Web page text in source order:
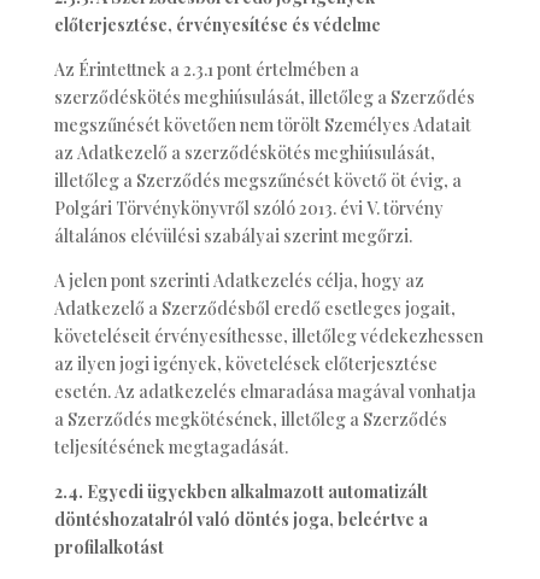
előterjesztése, érvényesítése és védelme
Az Érintettnek a 2.3.1 pont értelmében a
szerződéskötés meghiúsulását, illetőleg a Szerződés
megszűnését követően nem törölt Személyes Adatait
az Adatkezelő a szerződéskötés meghiúsulását,
illetőleg a Szerződés megszűnését követő öt évig, a
Polgári Törvénykönyvről szóló 2013. évi V. törvény
általános elévülési szabályai szerint megőrzi.
A jelen pont szerinti Adatkezelés célja, hogy az
Adatkezelő a Szerződésből eredő esetleges jogait,
követeléseit érvényesíthesse, illetőleg védekezhessen
az ilyen jogi igények, követelések előterjesztése
esetén. Az adatkezelés elmaradása magával vonhatja
a Szerződés megkötésének, illetőleg a Szerződés
teljesítésének megtagadását.
2.4. Egyedi ügyekben alkalmazott automatizált
döntéshozatalról való döntés joga, beleértve a
profilalkotást